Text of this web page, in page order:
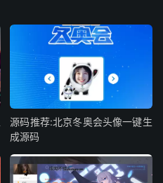
源码推荐:北京冬奥会头像一键生
成源码